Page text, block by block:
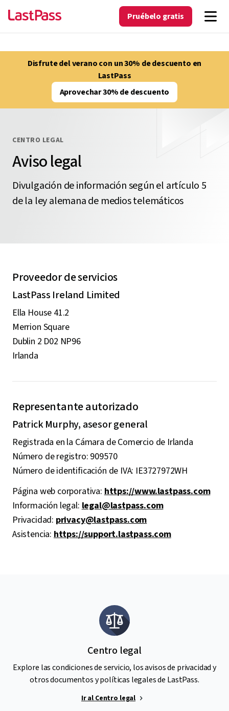
Pruébelo gratis
Disfrute del verano con un 30% de descuento en
LastPass
Aprovechar 30% de descuento
CENTRO LEGAL
Aviso legal
Divulgación de información según el artículo 5
de la ley alemana de medios telemáticos
Proveedor de servicios
LastPass Ireland Limited
Ella House 41.2
Merrion Square
Dublin 2 D02 NP96
Irlanda
Representante autorizado
Patrick Murphy, asesor general
Registrada en la Cámara de Comercio de Irlanda
Número de registro: 909570
Número de identificación de IVA: IE3727972WH
Página web corporativa:https://www.lastpass.com
Información legal:legal@lastpass.com
Privacidad: privacy@lastpass.com
Asistencia:https://support.lastpass.com
Centro legal
Explore las condiciones de servicio, los avisos de privacidad y
otros documentos y políticas legales de LastPass.
Ir al Centro legal